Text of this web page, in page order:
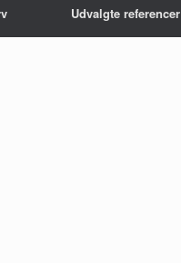
Udvalgte referencer